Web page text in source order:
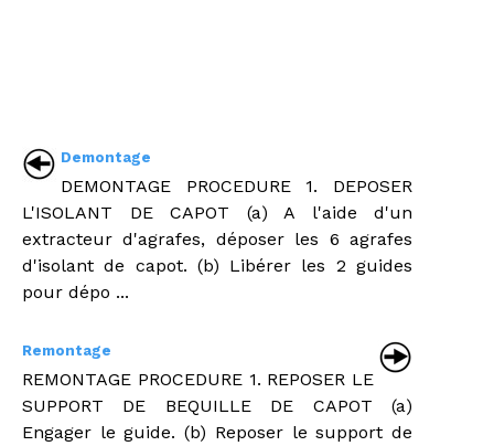
Demontage
DEMONTAGE PROCEDURE 1. DEPOSER
L'ISOLANT DE CAPOT (a) A l'aide d'un
extracteur d'agrafes, déposer les 6 agrafes
d'isolant de capot. (b) Libérer les 2 guides
pour dépo ...
Remontage
REMONTAGE PROCEDURE 1. REPOSER LE
SUPPORT DE BEQUILLE DE CAPOT (a)
Engager le guide. (b) Reposer le support de